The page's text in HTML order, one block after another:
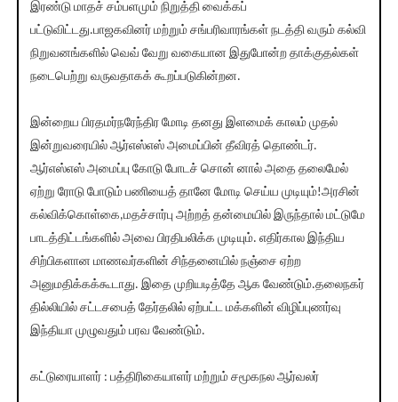
இரண்டு மாதச் சம்பளமும் நிறுத்தி வைக்கப்
பட்டுவிட்டது.பாஜகவினர் மற்றும் சங்பரிவாரங்கள் நடத்தி வரும் கல்வி
நிறுவனங்களில் வெவ் வேறு வகையான இதுபோன்ற தாக்குதல்கள்
நடைபெற்று வருவதாகக் கூறப்படுகின்றன.
இன்றைய பிரதமர்நரேந்திர மோடி தனது இளமைக் காலம் முதல்
இன்றுவரையில் ஆர்எஸ்எஸ் அமைப்பின் தீவிரத் தொண்டர்.
ஆர்எஸ்எஸ் அமைப்பு கோடு போடச் சொன் னால் அதை தலைமேல்
ஏற்று ரோடு போடும் பணியைத் தானே மோடி செய்ய முடியும்!அரசின்
கல்விக்கொள்கை,மதச்சார்பு அற்றத் தன்மையில் இருந்தால் மட்டுமே
பாடத்திட்டங்களில் அவை பிரதிபலிக்க முடியும். எதிர்கால இந்திய
சிற்பிகளான மாணவர்களின் சிந்தனையில் நஞ்சை ஏற்ற
அனுமதிக்கக்கூடாது. இதை முறியடித்தே ஆக வேண்டும்.தலைநகர்
தில்லியில் சட்டசபைத் தேர்தலில் ஏற்பட்ட மக்களின் விழிப்புணர்வு
இந்தியா முழுவதும் பரவ வேண்டும்.
கட்டுரையாளர் : பத்திரிகையாளர் மற்றும் சமூகநல ஆர்வலர்